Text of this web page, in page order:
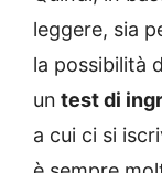
leggere, sia
la possibilità
un test di
a cui ci si